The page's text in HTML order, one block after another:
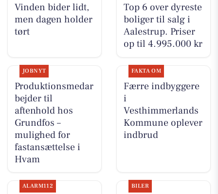
Vinden bider lidt,
men dagen holder
tørt
Top 6 over dyreste
boliger til salg i
Aalestrup. Priser
op til 4.995.000 kr
JOBNYT
Produktionsmedar
bejder til
aftenhold hos
Grundfos –
mulighed for
fastansættelse i
Hvam
FAKTA OM
Færre indbyggere
i
Vesthimmerlands
Kommune oplever
indbrud
ALARM112 BILER